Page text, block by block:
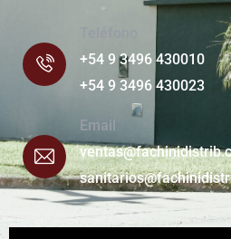
+54 9 3496 430010
+54 9 3496 430023
Email